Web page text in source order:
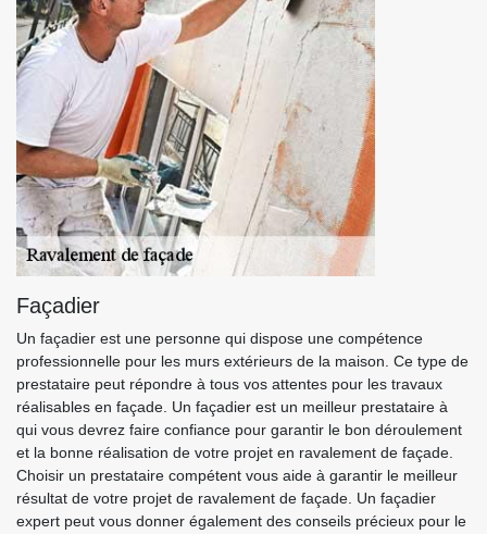
Façadier
Un façadier est une personne qui dispose une compétence
professionnelle pour les murs extérieurs de la maison. Ce type de
prestataire peut répondre à tous vos attentes pour les travaux
réalisables en façade. Un façadier est un meilleur prestataire à
qui vous devrez faire confiance pour garantir le bon déroulement
et la bonne réalisation de votre projet en ravalement de façade.
Choisir un prestataire compétent vous aide à garantir le meilleur
résultat de votre projet de ravalement de façade. Un façadier
expert peut vous donner également des conseils précieux pour le